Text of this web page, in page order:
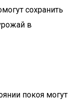
сохранить
в
покоя могут